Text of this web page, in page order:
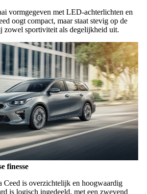
vormgegeven met LED-achterlichten en
oogt compact, maar staat stevig op de
zowel sportiviteit als degelijkheid uit.
finesse
Ceed is overzichtelijk en hoogwaardig
is logisch ingedeeld, met een zwevend